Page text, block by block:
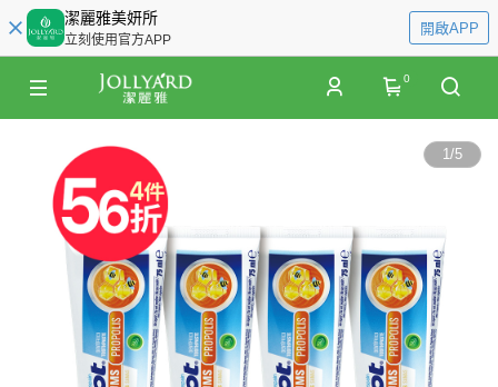
潔麗雅美妍所
立刻使用官方APP
開啟APP
0
1/5